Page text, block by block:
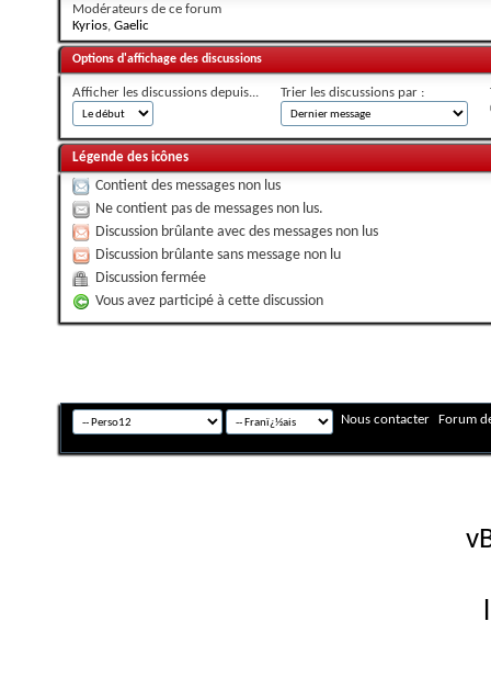
Modérateurs de ce forum
Kyrios, Gaelic
Options d'affichage des discussions
Afficher les discussions depuis... Trier les discussions par :
Légende des icônes
Contient des messages non lus
Ne contient pas de messages non lus.
Discussion brûlante avec des messages non lus
Discussion brûlante sans message non lu
Discussion fermée
Vous avez participé à cette discussion
Nous contacter Forum